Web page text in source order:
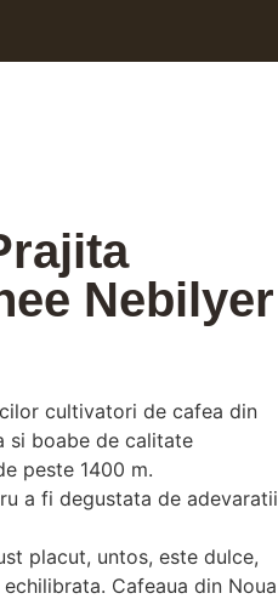
Nebilyer
cultivatori de cafea din
si boabe de calitate
peste 1400 m.
a fi degustata de adevaratii
placut, untos, este dulce,
Cafeaua din Noua